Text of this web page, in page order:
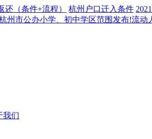
还（条件+流程） 杭州户口迁入条件
州市公办小学、初中学区范围发布!流动
我们